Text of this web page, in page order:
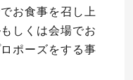
お食事を召し上
しくは会場でお
ポーズをする事